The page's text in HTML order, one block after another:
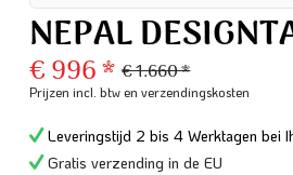
NEPAL
€ 996 * € 1.660 *
Prijzen incl. btwen verzendingskosten
Leveringstijd 2 bis 4 Werktagen bei
Gratis verzending in de EU